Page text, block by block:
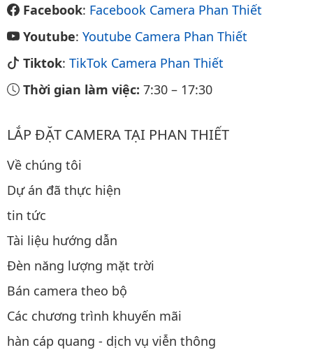
Facebook: Facebook Camera Phan Thiết
Youtube: Youtube Camera Phan Thiết
Tiktok: TikTok Camera Phan Thiết
Thời gian làm việc: 7:30 – 17:30
LẮP ĐẶT CAMERA TẠI PHAN THIẾT
Về chúng tôi
Dự án đã thực hiện
tin tức
Tài liệu hướng dẫn
Đèn năng lượng mặt trời
Bán camera theo bộ
Các chương trình khuyến mãi
hàn cáp quang - dịch vụ viễn thông